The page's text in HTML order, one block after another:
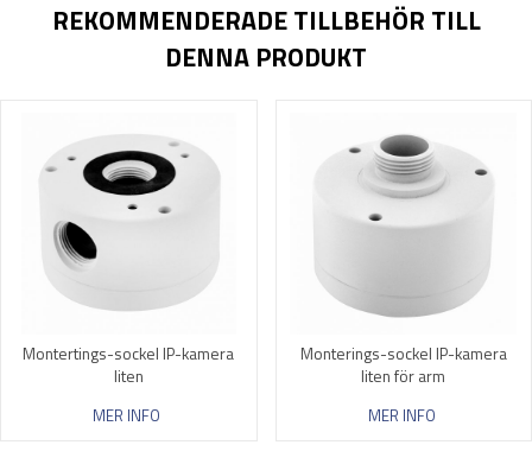
REKOMMENDERADE TILLBEHÖR TILL
DENNA PRODUKT
Montertings-sockel IP-kamera
liten
MER INFO
Monterings-sockel IP-kamera
liten för arm
MER INFO